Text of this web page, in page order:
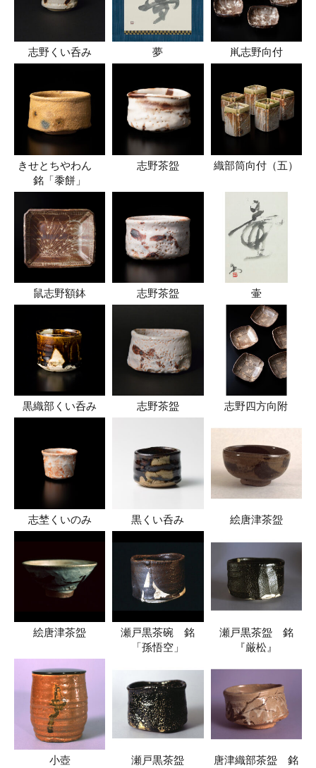
志野くい呑み 夢 鼡志野向付
きせとちやわん
銘「黍餅」
志野茶盌 織部筒向付（五）
鼠志野額鉢 志野茶盌 壷
黒織部くい呑み 志野茶盌 志野四方向附
志埜くいのみ 黒くい呑み 絵唐津茶盌
絵唐津茶盌
瀬戸黒茶碗 銘
「孫悟空」
瀬戸黒茶盌 銘
『厳松』
小壺 瀬戸黒茶盌
唐津織部茶盌 銘